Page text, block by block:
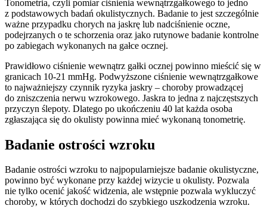
Tonometria, czyli pomiar ciśnienia wewnątrzgałkowego to jedno
z podstawowych badań okulistycznych. Badanie to jest szczególnie
ważne przypadku chorych na jaskrę lub nadciśnienie oczne,
podejrzanych o te schorzenia oraz jako rutynowe badanie kontrolne
po zabiegach wykonanych na gałce ocznej.
Prawidłowo ciśnienie wewnątrz gałki ocznej powinno mieścić się w
granicach 10-21 mmHg. Podwyższone ciśnienie wewnątrzgałkowe
to najważniejszy czynnik ryzyka jaskry – choroby prowadzącej
do zniszczenia nerwu wzrokowego. Jaskra to jedna z najczęstszych
przyczyn ślepoty. Dlatego po ukończeniu 40 lat każda osoba
zgłaszająca się do okulisty powinna mieć wykonaną tonometrię.
Badanie ostrości wzroku
Badanie ostrości wzroku to najpopularniejsze badanie okulistyczne,
powinno być wykonane przy każdej wizycie u okulisty. Pozwala
nie tylko ocenić jakość widzenia, ale wstępnie pozwala wykluczyć
choroby, w których dochodzi do szybkiego uszkodzenia wzroku.